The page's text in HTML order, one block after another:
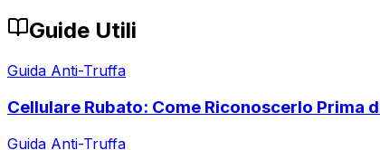
Guide Utili
Guida Anti-Truffa
Cellulare Rubato: Come Riconoscerlo Prima
Guida Anti-Truffa